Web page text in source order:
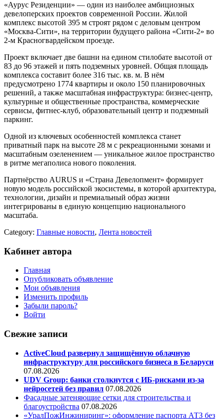
«Аурус Резиденции» — один из наиболее амбициозных
девелоперских проектов современной России. Жилой
комплекс высотой 395 м строят рядом с деловым центром
«Москва-Сити», на территории будущего района «Сити-2» во
2-м Красногвардейском проезде.
Проект включает две башни на едином стилобате высотой от
83 до 96 этажей и пять подземных уровней. Общая площадь
комплекса составит более 316 тыс. кв. м. В нём
предусмотрено 1774 квартиры и около 150 планировочных
решений, а также масштабная инфраструктура: бизнес-центр,
культурные и общественные пространства, коммерческие
сервисы, фитнес-клуб, образовательный центр и подземный
паркинг.
Одной из ключевых особенностей комплекса станет
приватный парк на высоте 28 м с рекреационными зонами и
масштабным озеленением — уникальное жилое пространство
в ритме мегаполиса нового поколения.
Партнёрство AURUS и «Страна Девелопмент» формирует
новую модель российской экосистемы, в которой архитектура,
технологии, дизайн и премиальный образ жизни
интегрированы в единую концепцию национального
масштаба.
Category: Главные новости, Лента новостей
Кабинет автора
Главная
Опубликовать объявление
Мои объявления
Изменить профиль
Забыли пароль?
Войти
Свежие записи
ActiveCloud развернул защищённую облачную
инфраструктуру для российского бизнеса в Беларуси
07.08.2026
UDV Group: банки столкнутся с ИБ-рисками из-за
нейросетей без правил 07.08.2026
Фасадные затеняющие сетки для строительства и
благоустройства 07.08.2026
«УралПожИнжиниринг»: оформление паспорта АТЗ без